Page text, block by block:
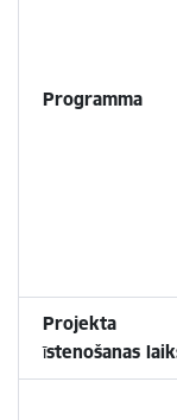
Programma
Projekta
īstenošanas